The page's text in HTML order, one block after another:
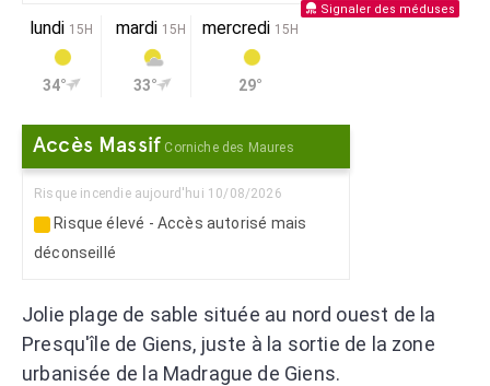
Signaler des méduses
lundi 15H
34°
mardi 15H
33°
mercredi 15H
29°
Accès Massif Corniche des Maures
Risque incendie aujourd'hui 10/08/2026
Risque élevé - Accès autorisé mais
déconseillé
Jolie plage de sable située au nord ouest de la
Presqu'île de Giens, juste à la sortie de la zone
urbanisée de la Madrague de Giens.